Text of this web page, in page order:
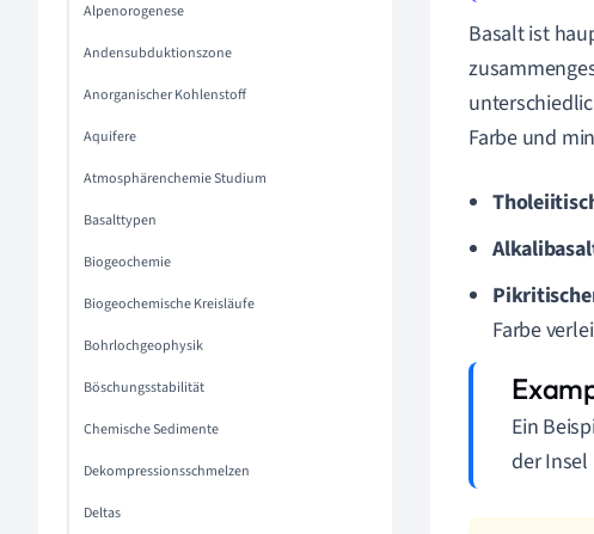
Alpenorogenese
Andensubduktionszone
Anorganischer Kohlenstoff
Aquifere
Atmosphärenchemie Studium
Basalttypen
Biogeochemie
Biogeochemische Kreisläufe
Bohrlochgeophysik
Böschungsstabilität
Chemische Sedimente
Dekompressionsschmelzen
Deltas
Basalt ist
Farbe und
Farbe
Ein
der Insel